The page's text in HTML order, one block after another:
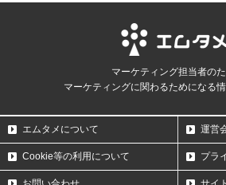
マーケティング担当者の
マーケティングに関わるためになる
エムタメについて 運営
Cookie等の利用について プラ